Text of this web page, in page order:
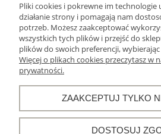
DO KOSZYKA
« 1 2 3 4
Warunki
Moje konto
Pliki cookies i pokrewne im
działanie strony i pomagają nam
potrzeb. Możesz zaakceptować
wszystkich tych plików i przejść do
plików do swoich preferencji,
Więcej o plikach cookies przeczytasz w
prywatności.
ZAAKCEPTUJ TYLKO
DOSTOSUJ